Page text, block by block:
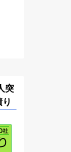
突